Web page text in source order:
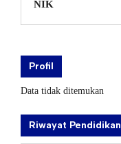
NIK
Profil
Data tidak ditemukan
Riwayat Pendidikan